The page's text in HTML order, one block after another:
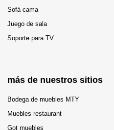
Sofá cama
Juego de sala
Soporte para TV
más de nuestros sitios
Bodega de muebles MTY
Muebles restaurant
Got muebles